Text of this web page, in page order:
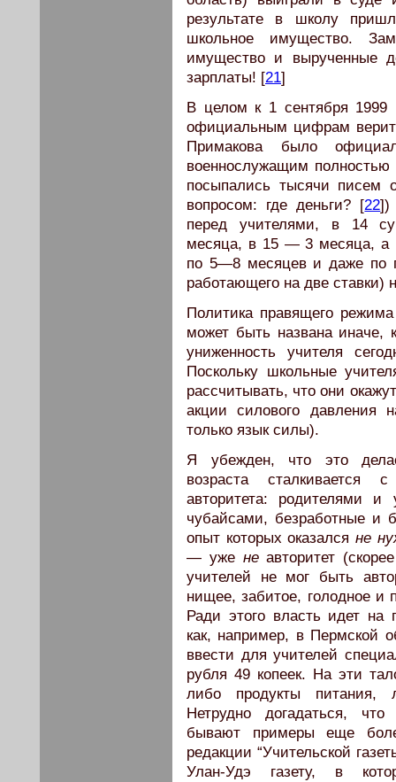
результате в школу
школьное имущество.
имущество и вырученные
зарплаты! [21]
В целом к 1 сентября
официальным цифрам
Примакова было
военнослужащим
посыпались тысячи
вопросом: где деньги? [22])
перед учителями, в 14
месяца, в 15 — 3 месяца, а
по 5—8 месяцев и даже по
работающего на две ставки)
Политика правящего
может быть названа иначе,
униженность учителя
Поскольку школьные
рассчитывать, что они
акции силового давления
только язык силы).
Я убежден, что это
возраста сталкивается
авторитета: родителями и
чубайсами, безработные и
опыт которых оказался не
— уже неавторитет
учителей не мог быть
нищее, забитое, голодное
Ради этого власть идет на
как, например, в Пермской
ввести для учителей
рубля 49 копеек. На эти
либо продукты питания,
Нетрудно догадаться,
бывают примеры еще
редакции “Учительской
Улан-Удэ газету, в